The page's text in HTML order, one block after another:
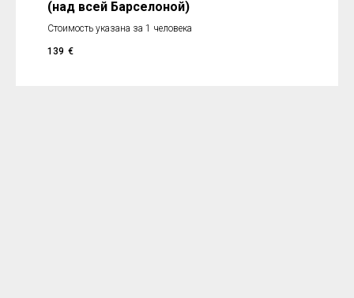
(над всей Барселоной)
Стоимость указана за 1 человека
139 €